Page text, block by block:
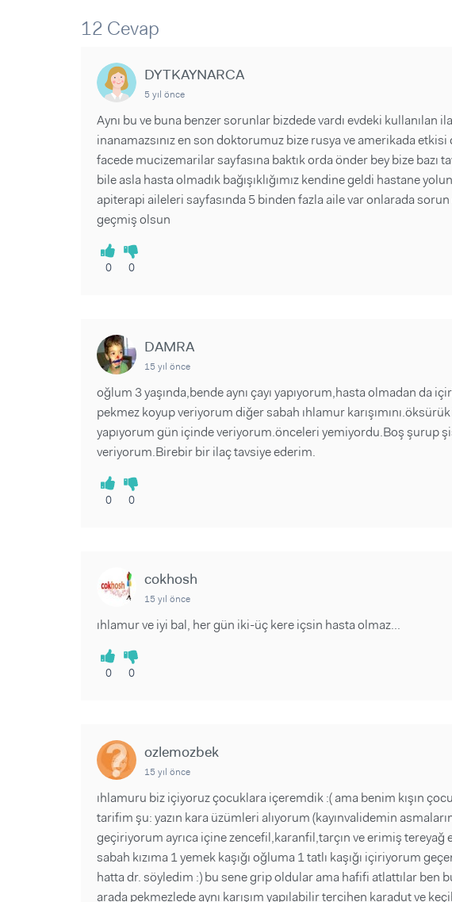
Makaleler
Videolar
12 Cevap
DYTKAYNARCA
5 yıl önce
Aynı bu ve buna benzer sorunlar bizdede vardı evdeki kullanılan
inanamazsınız en son doktorumuz bize rusya ve amerikada
facede mucizemarilar sayfasına baktık orda önder bey bize bazı
bile asla hasta olmadık bağışıklığımız kendine geldi hastane
apiterapi aileleri sayfasında 5 binden fazla aile var onlarada
geçmiş olsun
0 0
DAMRA
15 yıl önce
oğlum 3 yaşında,bende aynı çayı yapıyorum,hasta olmadan da
pekmez koyup veriyorum diğer sabah ıhlamur
yapıyorum gün içinde veriyorum.önceleri yemiyordu.Boş şurup
veriyorum.Birebir bir ilaç tavsiye ederim.
0 0
cokhosh
15 yıl önce
ıhlamur ve iyi bal, her gün iki-üç kere içsin hasta olmaz...
0 0
ozlemozbek
15 yıl önce
ıhlamuru biz içiyoruz çocuklara içeremdik :( ama benim kışın
tarifim şu: yazın kara üzümleri alıyorum (kayınvalidemin
geçiriyorum ayrıca içine zencefil,karanfil,tarçın ve erimiş tereyağ
sabah kızıma 1 yemek kaşığı oğluma 1 tatlı kaşığı içiriyorum
hatta dr. söyledim :) bu sene grip oldular ama hafifi atlattılar ben
arada pekmezlede aynı karışım yapılabilir tercihen karadut ve